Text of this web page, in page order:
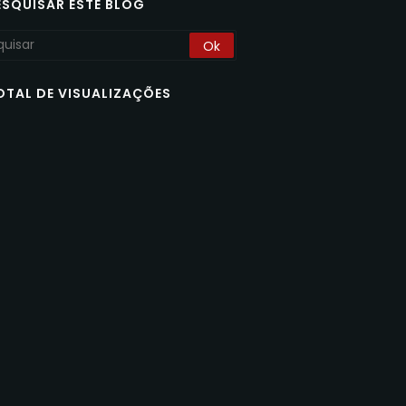
ESTE BLOG
DE VISUALIZAÇÕES